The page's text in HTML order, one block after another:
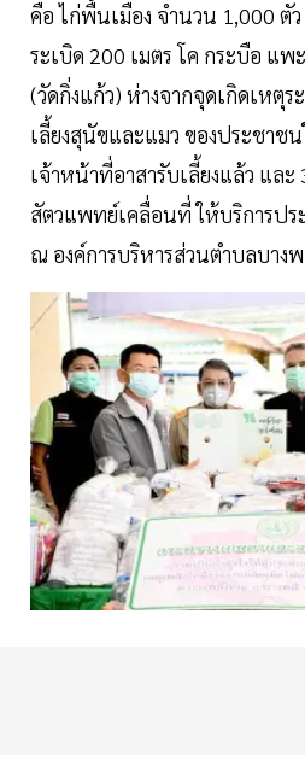
คือ ไก่พื้นเมือง จำนวน 1,000 ตั
ระเบิด 200 เมตร โค กระบือ แพ
(วัดกิ่งแก้ว) ห่างจากจุดเกิดเหตุร
เลี้ยงสุนัขและแมว ของประชาช
เจ้าหน้าที่อาสารับเลี้ยงแล้ว แล
สัตวแพทย์เคลื่อนที่ ให้บริการป
ณ องค์การบริหารส่วนตำบลบาง